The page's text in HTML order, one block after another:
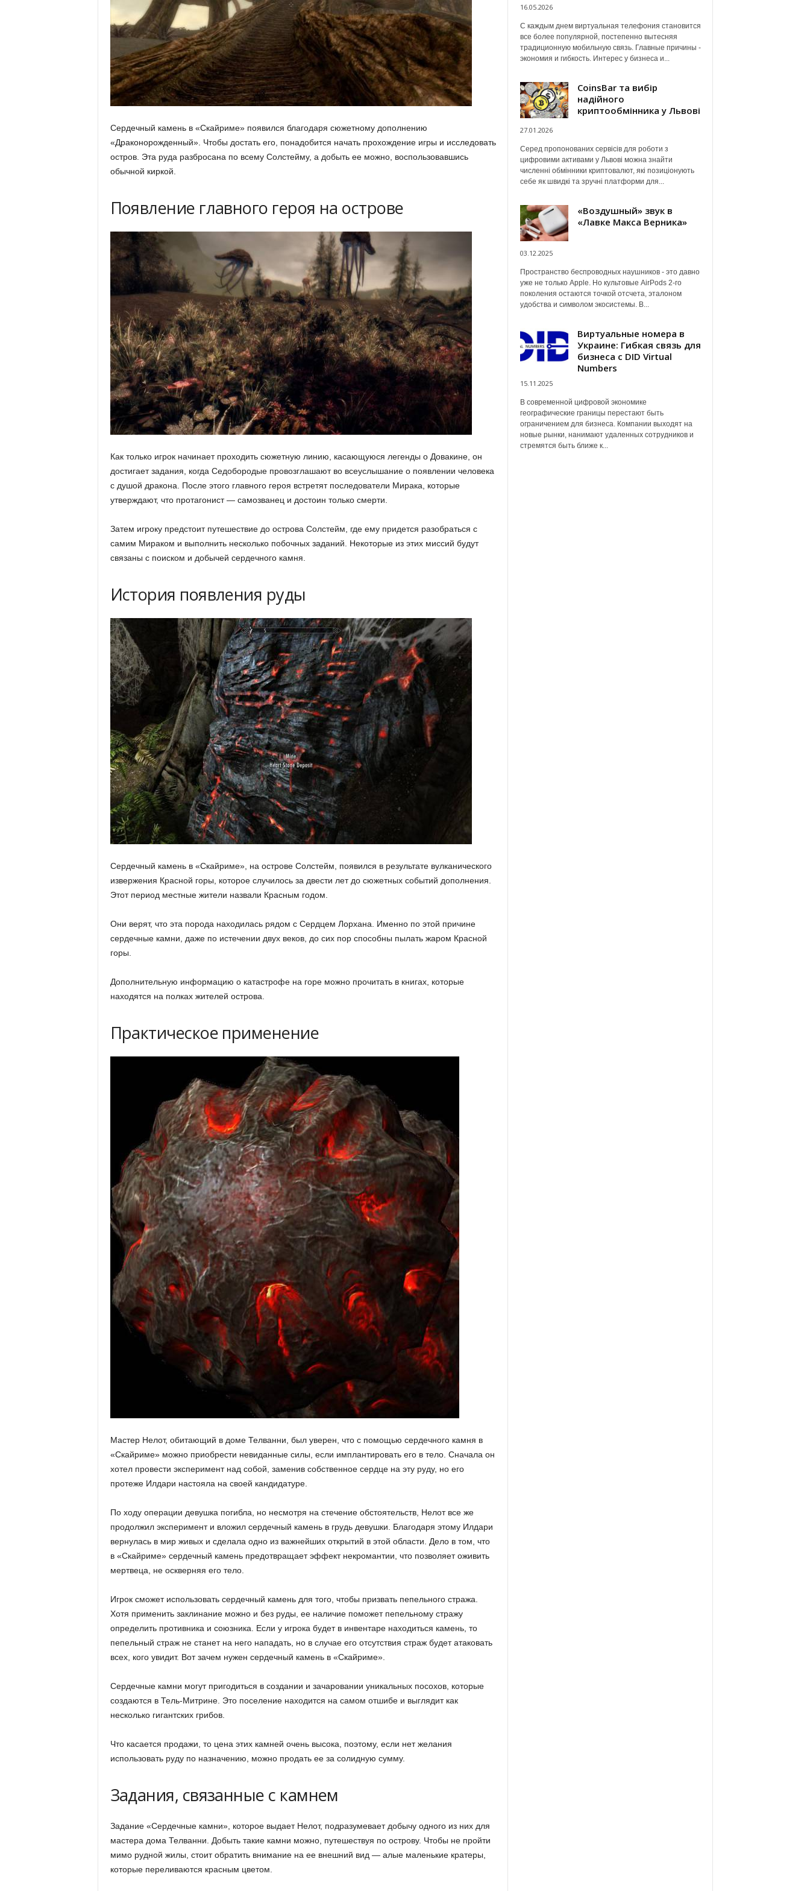
т
е
х
о
Сердечный камень в «Скайриме» появился благодаря сюжетному дополнению
«Драконорожденный». Чтобы достать его, понадобится начать прохождение игры и исследовать
остров. Эта руда разбросана по всему Солстейму, а добыть ее можно, воспользовавшись
обычной киркой.
Появление главного героя на острове
Как только игрок начинает проходить сюжетную линию, касающуюся легенды о Довакине, он
достигает задания, когда Седобородые провозглашают во всеуслышание о появлении человека
с душой дракона. После этого главного героя встретят последователи Мирака, которые
утверждают, что протагонист — самозванец и достоин только смерти.
Затем игроку предстоит путешествие до острова Солстейм, где ему придется разобраться с
самим Мираком и выполнить несколько побочных заданий. Некоторые из этих миссий будут
связаны с поиском и добычей сердечного камня.
История появления руды
Сердечный камень в «Скайриме», на острове Солстейм, появился в результате вулканического
извержения Красной горы, которое случилось за двести лет до сюжетных событий дополнения.
Этот период местные жители назвали Красным годом.
Они верят, что эта порода находилась рядом с Сердцем Лорхана. Именно по этой причине
сердечные камни, даже по истечении двух веков, до сих пор способны пылать жаром Красной
горы.
Дополнительную информацию о катастрофе на горе можно прочитать в книгах, которые
находятся на полках жителей острова.
Практическое применение
Мастер Нелот, обитающий в доме Телванни, был уверен, что с помощью сердечного камня в
«Скайриме» можно приобрести невиданные силы, если имплантировать его в тело. Сначала он
хотел провести эксперимент над собой, заменив собственное сердце на эту руду, но его
протеже Илдари настояла на своей кандидатуре.
По ходу операции девушка погибла, но несмотря на стечение обстоятельств, Нелот все же
продолжил эксперимент и вложил сердечный камень в грудь девушки. Благодаря этому Илдари
вернулась в мир живых и сделала одно из важнейших открытий в этой области. Дело в том, что
в «Скайриме» сердечный камень предотвращает эффект некромантии, что позволяет оживить
мертвеца, не оскверняя его тело.
Игрок сможет использовать сердечный камень для того, чтобы призвать пепельного стража.
Хотя применить заклинание можно и без руды, ее наличие поможет пепельному стражу
определить противника и союзника. Если у игрока будет в инвентаре находиться камень, то
пепельный страж не станет на него нападать, но в случае его отсутствия страж будет атаковать
всех, кого увидит. Вот зачем нужен сердечный камень в «Скайриме».
Сердечные камни могут пригодиться в создании и зачаровании уникальных посохов, которые
создаются в Тель-Митрине. Это поселение находится на самом отшибе и выглядит как
несколько гигантских грибов.
Что касается продажи, то цена этих камней очень высока, поэтому, если нет желания
использовать руду по назначению, можно продать ее за солидную сумму.
Задания, связанные с камнем
Задание «Сердечные камни», которое выдает Нелот, подразумевает добычу одного из них для
мастера дома Телванни. Добыть такие камни можно, путешествуя по острову. Чтобы не пройти
мимо рудной жилы, стоит обратить внимание на ее внешний вид — алые маленькие кратеры,
которые переливаются красным цветом.
16.05.2026
С каждым днем виртуальная телефония становится
все более популярной, постепенно вытесняя
традиционную мобильную связь. Главные причины -
экономия и гибкость. Интерес у бизнеса и...
CoinsBar та вибір
надійного
криптообмінника у Львові
27.01.2026
Серед пропонованих сервісів для роботи з
цифровими активами у Львові можна знайти
численні обмінники криптовалют, які позиціонують
себе як швидкі та зручні платформи для...
«Воздушный» звук в
«Лавке Макса Верника»
03.12.2025
Пространство беспроводных наушников - это давно
уже не только Apple. Но культовые AirPods 2-го
поколения остаются точкой отсчета, эталоном
удобства и символом экосистемы. В...
Виртуальные номера в
Украине: Гибкая связь для
бизнеса с DID Virtual
Numbers
15.11.2025
В современной цифровой экономике
географические границы перестают быть
ограничением для бизнеса. Компании выходят на
новые рынки, нанимают удаленных сотрудников и
стремятся быть ближе к...